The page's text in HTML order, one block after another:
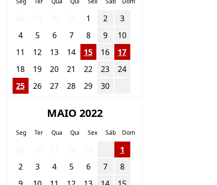
1 2
3
4
5 6 7 8 9
10
11
12 13 14 15 16
17
18
19 20 21 22 23
24
25
26 27 28 29 30
MAIO 2022
Seg Ter Qua Qui Sex Sáb Dom
1
2
3 4 5 6 7
8